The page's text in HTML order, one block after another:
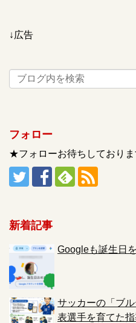
↓広告
フォロー
★フォローお待ちしており
新着記事
Googleも誕生日
サッカーの「ブ
表選手を育てた